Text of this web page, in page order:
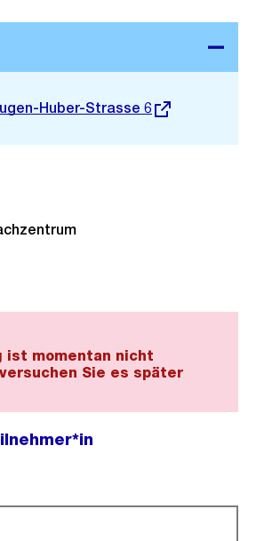
Huber-Strasse 6
ist momentan nicht
Sie es später